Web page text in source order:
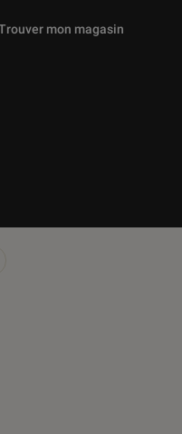
vous être proposées
mon magasin